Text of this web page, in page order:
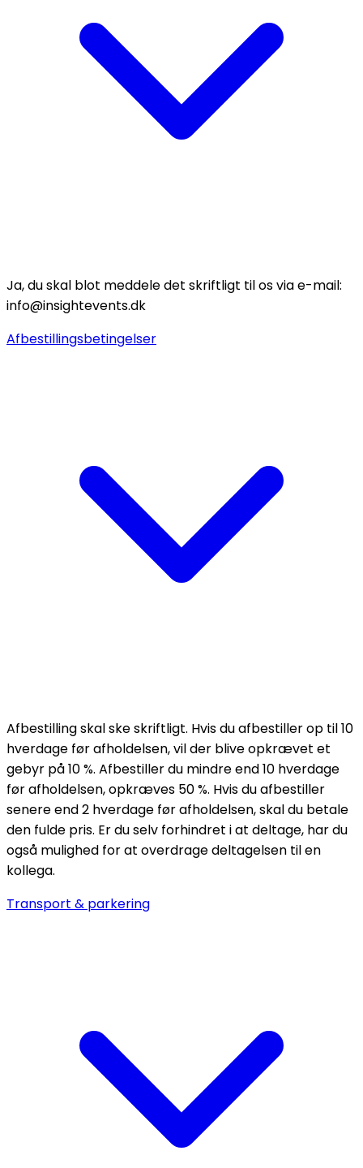
Ja, du skal blot meddele det skriftligt til os via e-mail:
info@insightevents.dk
Afbestillingsbetingelser
Afbestilling skal ske skriftligt. Hvis du afbestiller op til 10
hverdage før afholdelsen, vil der blive opkrævet et
gebyr på 10 %. Afbestiller du mindre end 10 hverdage
før afholdelsen, opkræves 50 %. Hvis du afbestiller
senere end 2 hverdage før afholdelsen, skal du betale
den fulde pris. Er du selv forhindret i at deltage, har du
også mulighed for at overdrage deltagelsen til en
kollega.
Transport & parkering